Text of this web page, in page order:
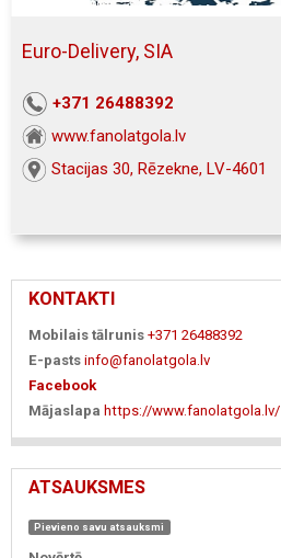
Euro-Delivery, SIA
+371 26488392
www.fanolatgola.lv
Stacijas 30, Rēzekne, LV-4601
KONTAKTI
Mobilais tālrunis +371 26488392
E-pasts info@fanolatgola.lv
Facebook
Mājaslapa https://www.fanolatgola.lv/
ATSAUKSMES
Pievieno savu atsauksmi